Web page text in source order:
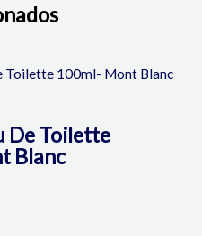
De Toilette
Blanc